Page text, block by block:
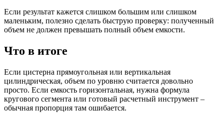
Если результат кажется слишком большим или слишком
маленьким, полезно сделать быструю проверку: полученный
объем не должен превышать полный объем емкости.
Что в итоге
Если цистерна прямоугольная или вертикальная
цилиндрическая, объем по уровню считается довольно
просто. Если емкость горизонтальная, нужна формула
кругового сегмента или готовый расчетный инструмент –
обычная пропорция там ошибается.